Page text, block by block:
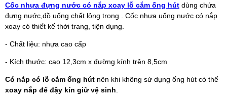
Cốc nhựa đựng nước có nắp xoay lỗ cắm ống hút dùng chứa
đựng nước,đồ uống chất lỏng trong . Cốc nhựa uống nước có nắp
xoay có thiết kế thời trang, tiện dụng.
- Chất liệu: nhựa cao cấp
- Kích thước: cao 12,3cm x đường kính trên 8,5cm
Có nắp có lỗ cắm ống hút nên khi không sử dụng ống hút có thể
xoay nắp để đậy kín giữ vệ sinh